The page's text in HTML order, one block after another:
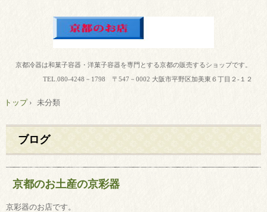
京都冷器は和菓子容器・洋菓子容器を専門とする京都の販売するショップです。
TEL. 080-4248－1798 〒547－0002 大阪市平野区加美東６丁目２-１２
トップ› 未分類
ブログ
京都のお土産の京彩器
京彩器のお店です。